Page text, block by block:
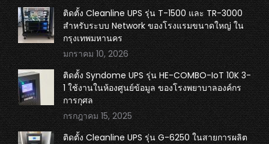
ติดตั้ง Cleanline UPS รุ่น T-1500 และ TR-3000
สำหรับระบบ Network ของโรงแรมขนาดใหญ่ ใน
กรุงเทพมหานคร
มกราคม 10, 2026
ติดตั้ง Syndome UPS รุ่น HE-COMBO-IoT 10K 3-
1 ใช้งานในห้องศูนย์ข้อมูล ของโรงพยาบาลองค์กร
การกุศล
กรกฎาคม 15, 2025
ติดตั้ง Cleanline UPS รุ่น G-6250 ในสายการผลิต